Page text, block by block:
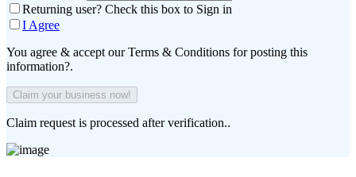
Returning user? Check this box to Sign in
I Agree
You agree & accept our Terms & Conditions for posting this
information?.
Claim request is processed after verification..